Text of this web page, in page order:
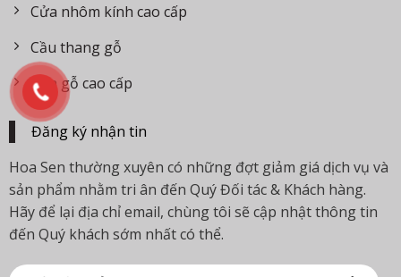
Cửa nhôm kính cao cấp
Cầu thang gỗ
Cửa gỗ cao cấp
Đăng ký nhận tin
Hoa Sen thường xuyên có những đợt giảm giá dịch vụ và
sản phẩm nhằm tri ân đến Quý Đối tác & Khách hàng.
Hãy để lại địa chỉ email, chùng tôi sẽ cập nhật thông tin
đến Quý khách sớm nhất có thể.